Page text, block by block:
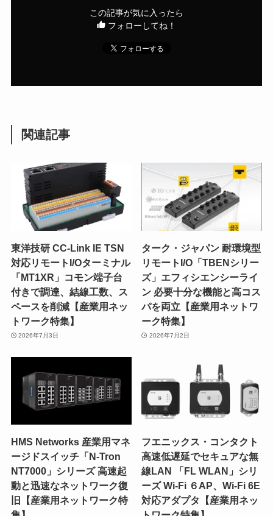
この記事が気に入ったら
フォローしてね！
関連記事
東洋技研 CC-Link IE TSN
対応リモートI/Oターミナル
「MT1XR」コモン端子台
付きで調達、結線工数、ス
ペースを削減【産業用ネッ
トワーク特集】
2026年7月3日
ターク・ジャパン 耐環境型
リモートI/O「TBENシリー
ズ」エフィシエンシーライ
ン 必要十分な機能と高コス
パを両立【産業用ネットワ
ーク特集】
2026年7月2日
HMS Networks 産業用マネ
ージドスイッチ「N-Tron
NT7000」シリーズ 高速起
動と迅速なネットワーク復
旧【産業用ネットワーク特
フエニックス・コンタクト
高速低遅延でセキュアな無
線LAN 「FL WLAN」シリ
ーズ Wi-Fi ６AP、Wi-Fi 6E
対応アダプタ【産業用ネッ